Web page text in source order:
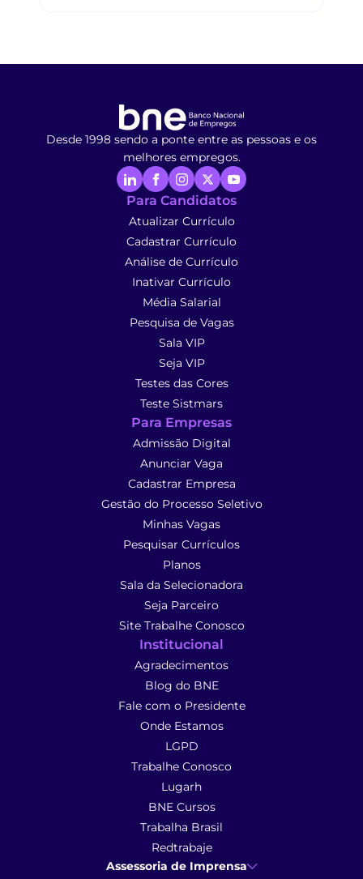
Desde 1998 sendo a ponte entre as pessoas e os
melhores empregos.
Para Candidatos
Atualizar Currículo
Cadastrar Currículo
Análise de Currículo
Inativar Currículo
Média Salarial
Pesquisa de Vagas
Sala VIP
Seja VIP
Testes das Cores
Teste Sistmars
Para Empresas
Admissão Digital
Anunciar Vaga
Cadastrar Empresa
Gestão do Processo Seletivo
Minhas Vagas
Pesquisar Currículos
Planos
Sala da Selecionadora
Seja Parceiro
Site Trabalhe Conosco
Institucional
Agradecimentos
Blog do BNE
Fale com o Presidente
Onde Estamos
LGPD
Trabalhe Conosco
Lugarh
BNE Cursos
Trabalha Brasil
Redtrabaje
Assessoria de Imprensa